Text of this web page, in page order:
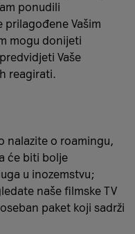
ponudili
prilagođene Vašim
mogu donijeti
Vaše
reagirati.
nalazite o roamingu,
će biti bolje
u inozemstvu;
naše filmske TV
paket koji sadrži